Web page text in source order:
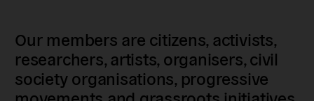
Our members are citizens, activists,
researchers, artists, organisers, civil
society organisations, progressive